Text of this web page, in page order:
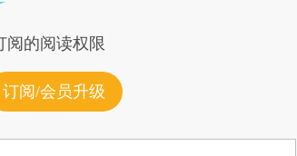
的阅读权限
订阅/会员升级